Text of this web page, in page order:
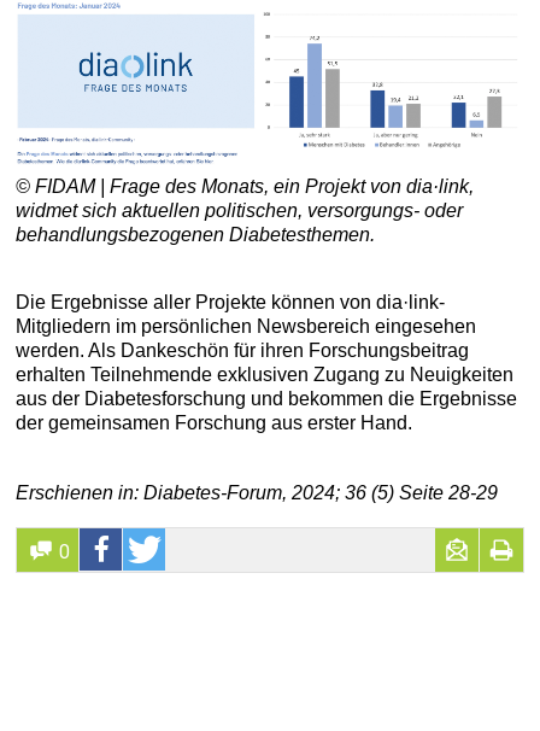
© FIDAM | Frage des Monats, ein Projekt von dia·link,
widmet sich aktuellen politischen, versorgungs- oder
behandlungsbezogenen Diabetesthemen.
Die Ergebnisse aller Projekte können von dia·link-
Mitgliedern im persönlichen Newsbereich eingesehen
werden. Als Dankeschön für ihren Forschungsbeitrag
erhalten Teilnehmende exklusiven Zugang zu Neuigkeiten
aus der Diabetesforschung und bekommen die Ergebnisse
der gemeinsamen Forschung aus erster Hand.
Erschienen in: Diabetes-Forum, 2024; 36 (5) Seite 28-29
0